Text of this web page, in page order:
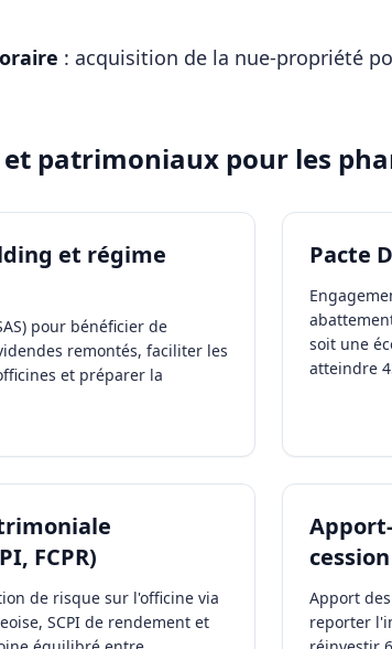
: acquisition de la nue-propriété
patrimoniaux pour les
et régime
pour bénéficier de
remontés, faciliter les
et préparer la
Pacte
soit une
atteindre
FCPR)
de risque sur l'officine via
SCPI de rendement et
cession
Apport
reporter